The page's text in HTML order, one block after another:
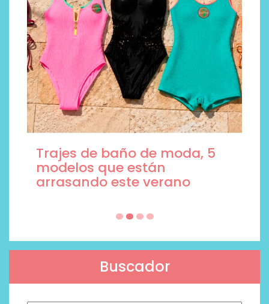
Trajes de baño de moda, 5
modelos que están
arrasando este verano
Buscador